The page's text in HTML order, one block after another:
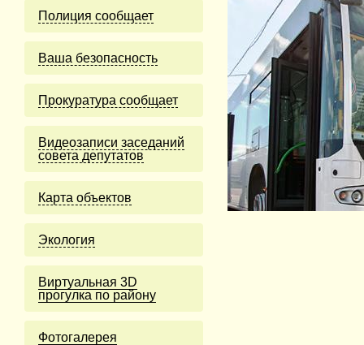
Полиция сообщает
Ваша безопасность
Прокуратура сообщает
Видеозаписи заседаний
совета депутатов
Карта объектов
Экология
Виртуальная 3D
прогулка по району
Фотогалерея